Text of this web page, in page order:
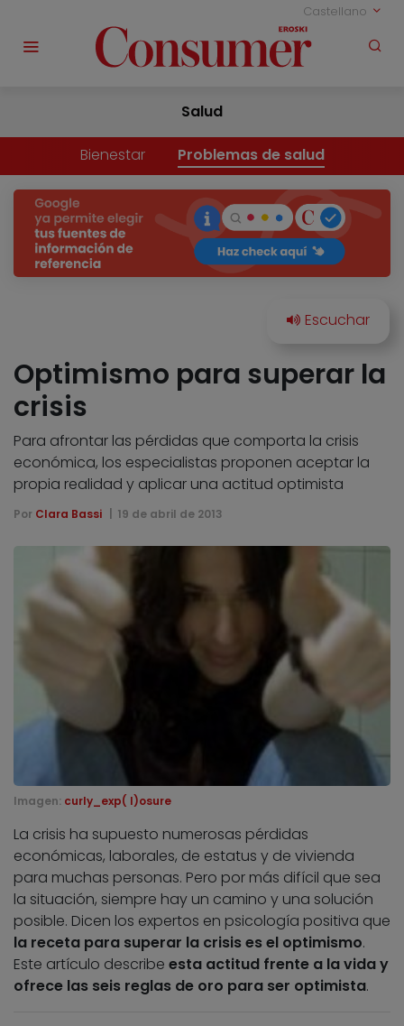
Castellano
Salud
Bienestar Problemas de salud
Optimismo para superar la
crisis
Para afrontar las pérdidas que comporta la crisis
económica, los especialistas proponen aceptar la
propia realidad y aplicar una actitud optimista
Por Clara Bassi 19 de abril de 2013
Imagen: curly_exp( l)osure
La crisis ha supuesto numerosas pérdidas
económicas, laborales, de estatus y de vivienda
para muchas personas. Pero por más difícil que sea
la situación, siempre hay un camino y una solución
posible. Dicen los expertos en psicología positiva que
la receta para superar la crisis es el optimismo.
Este artículo describe esta actitud frente a la vida y
ofrece las seis reglas de oro para ser optimista.